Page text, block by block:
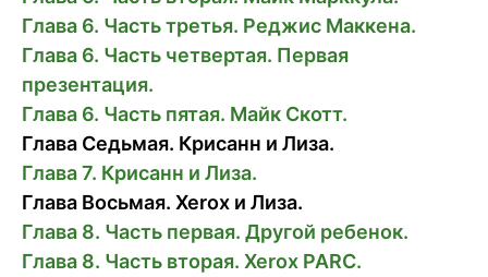
Глава 6. Часть третья. Реджис Маккена.
Глава 6. Часть четвертая. Первая
презентация.
Глава 6. Часть пятая. Майк Скотт.
Глава Седьмая. Крисанн и Лиза.
Глава 7. Крисанн и Лиза.
Глава Восьмая. Xerox и Лиза.
Глава 8. Часть первая. Другой ребенок.
Глава 8. Часть вторая. Xerox PARC.